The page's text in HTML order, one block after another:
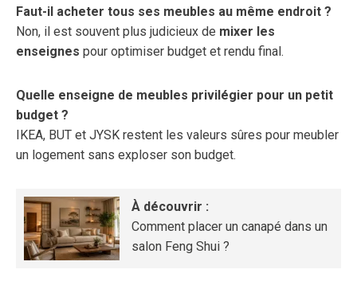
Faut-il acheter tous ses meubles au même endroit ?
Non, il est souvent plus judicieux de mixer les
enseignes pour optimiser budget et rendu final.
Quelle enseigne de meubles privilégier pour un petit
budget ?
IKEA, BUT et JYSK restent les valeurs sûres pour meubler
un logement sans exploser son budget.
À découvrir :
Comment placer un canapé dans un
salon Feng Shui ?